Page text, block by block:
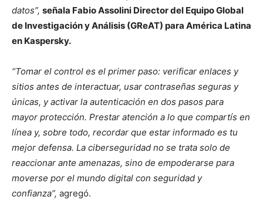
datos”, señala Fabio Assolini Director del Equipo Global
de Investigación y Análisis (GReAT) para América Latina
en Kaspersky.
“Tomar el control es el primer paso: verificar enlaces y
sitios antes de interactuar, usar contraseñas seguras y
únicas, y activar la autenticación en dos pasos para
mayor protección. Prestar atención a lo que compartís en
línea y, sobre todo, recordar que estar informado es tu
mejor defensa. La ciberseguridad no se trata solo de
reaccionar ante amenazas, sino de empoderarse para
moverse por el mundo digital con seguridad y
confianza”, agregó.